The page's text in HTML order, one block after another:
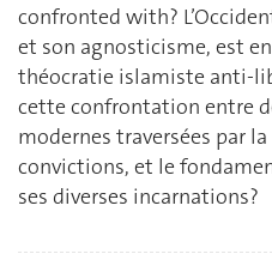
confronted with?
et son agnosticisme, est
théocratie islamiste anti-
cette confrontation entre
modernes traversées par
convictions, et le
ses diverses incarnations?